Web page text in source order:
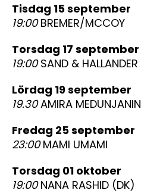
tisdag 15 september
19:00BREMER/MCCOY
torsdag 17 september
19:00SAND & HALLANDER
lördag 19 september
19.30AMIRA MEDUNJANIN
fredag 25 september
23:00MAMI UMAMI
torsdag 01 oktober
19:00NANA RASHID (DK)